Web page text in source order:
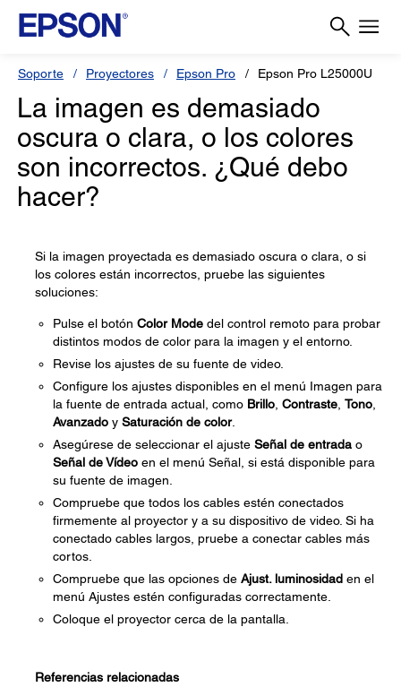
Soporte Proyectores Epson Pro Epson Pro L25000U
La imagen es demasiado
oscura o clara, o los colores
son incorrectos. ¿Qué debo
hacer?
Si la imagen proyectada es demasiado oscura o clara, o si
los colores están incorrectos, pruebe las siguientes
soluciones:
Pulse el botón Color Mode del control remoto para probar
distintos modos de color para la imagen y el entorno.
Revise los ajustes de su fuente de video.
Configure los ajustes disponibles en el menú Imagen para
la fuente de entrada actual, como Brillo Contraste Tono
Avanzado y Saturación de color.
Asegúrese de seleccionar el ajuste Señal de entrada o
Señal de Vídeo en el menú Señal, si está disponible para
su fuente de imagen.
Compruebe que todos los cables estén conectados
firmemente al proyector y a su dispositivo de video. Si ha
conectado cables largos, pruebe a conectar cables más
cortos.
Compruebe que las opciones de Ajust. luminosidad en el
menú Ajustes estén configuradas correctamente.
Coloque el proyector cerca de la pantalla.
Referencias relacionadas